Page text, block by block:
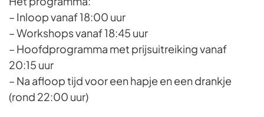
– Inloop vanaf 18:00 uur
– Workshops vanaf 18:45 uur
– Hoofdprogramma met prijsuitreiking vanaf
20:15 uur
– Na afloop tijd voor een hapje en een drankje
(rond 22:00 uur)